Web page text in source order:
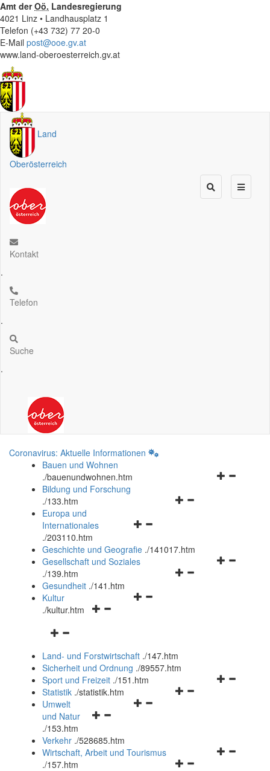
Amt derOö. Landesregierung
4021 Linz • Landhausplatz 1
Telefon (+43 732) 77 20-0
E-Mail post@ooe.gv.at
www.land-oberoesterreich.gv.at
Land
Oberösterreich
Kontakt
.
Telefon
.
Suche
.
Coronavirus: Aktuelle Informationen
Bauen und Wohnen
./bauenundwohnen.htm
Navigationsmenü
Bildung und Forschung
./133.htm
Navigationsmenü
und
schließen
Europa und
Internationales
./203110.htm
Geschichte und Geografie ./141017.htm
Navigationsmenü
Gesellschaft und Soziales
./139.htm
Navigationsmenü
Gesundheit ./141.htm
Navigationsmenü
Kultur
./kultur.htm
Navigationsmenü
und
schließen
Land- und Forstwirtschaft ./147.htm
Sicherheit und Ordnung ./89557.htm
Navigationsmenü
Sport und Freizeit ./151.htm
Navigationsmenü
Statistik ./statistik.htm
Navigationsmenü
und
schließen
Umwelt
und Natur
./153.htm
Verkehr ./528685.htm
Navigationsmenü
Wirtschaft, Arbeit und Tourismus
./157.htm